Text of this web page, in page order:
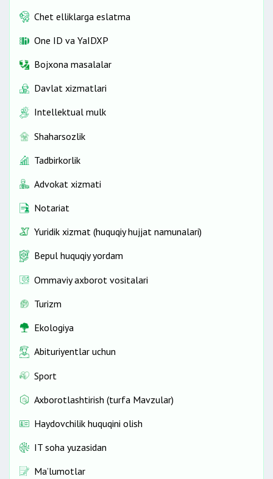
Chet elliklarga eslatma
One ID vа YaIDXP
Bojxona masalalar
Davlat xizmatlari
Intellektual mulk
Shaharsozlik
Tadbirkorlik
Advokat xizmati
Notariat
Yuridik xizmat (huquqiy hujjat namunalari)
Bepul huquqiy yordam
Ommaviy axborot vositalari
Turizm
Ekologiya
Abituriyentlar uchun
Sport
Axborotlashtirish (turfa Mavzular)
Haydovchilik huquqini olish
IT soha yuzasidan
Ma’lumotlar